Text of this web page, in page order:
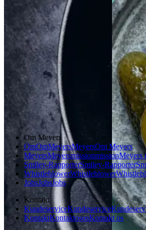
Gem opskrift
Dansk mad
Vintermad
Aftensmad
Gem
Frokost
Om Meyers
OmOmMeyersMeyersOm Meyers
MeyersMeyersmissionmissionMeyers
Smiley-RapporterSmiley-Rapporter
WhistleblowerWhistleblower
JobsJobsJobs
Kontakt
KundeserviceKundeservice
KontaktKontaktososKontakt os